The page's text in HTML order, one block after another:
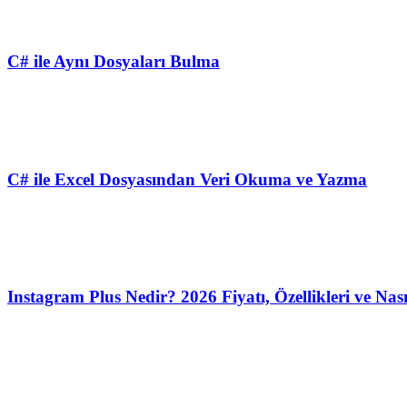
C# ile Aynı Dosyaları Bulma
C# ile Excel Dosyasından Veri Okuma ve Yazma
Instagram Plus Nedir? 2026 Fiyatı, Özellikleri ve